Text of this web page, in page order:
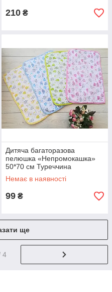
210 ₴
Дитяча багаторазова
пелюшка «Непромокашка»
50*70 см Туреччина
Немає в наявності
99 ₴
ще
4